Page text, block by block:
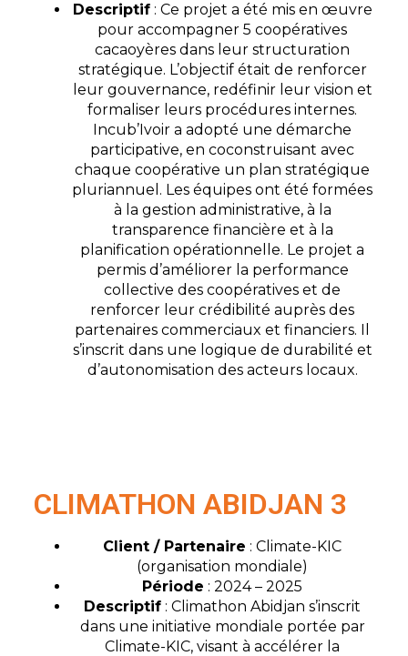
Descriptif: Ce projet a été mis en œuvre
pour accompagner 5 coopératives
cacaoyères dans leur structuration
stratégique. L’objectif était de renforcer
leur gouvernance, redéfinir leur vision et
formaliser leurs procédures internes.
Incub’Ivoir a adopté une démarche
participative, en coconstruisant avec
chaque coopérative un plan stratégique
pluriannuel. Les équipes ont été formées
à la gestion administrative, à la
transparence financière et à la
planification opérationnelle. Le projet a
permis d’améliorer la performance
collective des coopératives et de
renforcer leur crédibilité auprès des
partenaires commerciaux et financiers. Il
s’inscrit dans une logique de durabilité et
d’autonomisation des acteurs locaux.
CLIMATHON ABIDJAN 3
Client / Partenaire : Climate-KIC
(organisation mondiale)
Période : 2024 – 2025
Descriptif : Climathon Abidjan s’inscrit
dans une initiative mondiale portée par
Climate-KIC, visant à accélérer la